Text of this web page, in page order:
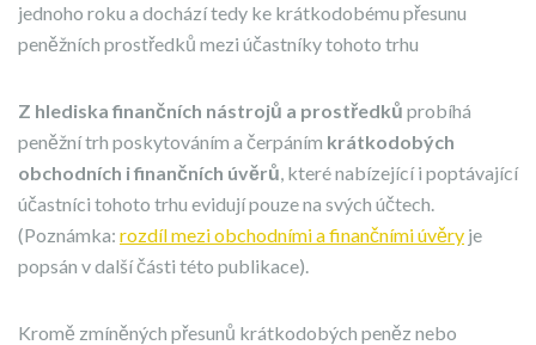
jednoho roku a dochází tedy ke krátkodobému přesunu
peněžních prostředků mezi účastníky tohoto trhu
Z hlediska finančních nástrojů a prostředků probíhá
peněžní trh poskytováním a čerpáním krátkodobých
obchodních i finančních úvěrů, které nabízející i poptávající
účastníci tohoto trhu evidují pouze na svých účtech.
(Poznámka: rozdíl mezi obchodními a finančními úvěry je
popsán v další části této publikace).
Kromě zmíněných přesunů krátkodobých peněz nebo